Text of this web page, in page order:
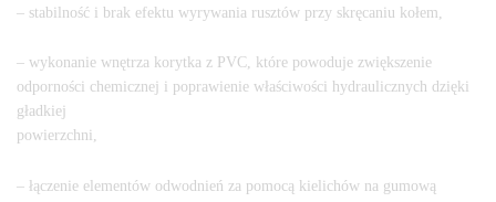
– stabilność i brak efektu wyrywania rusztów przy skręcaniu kołem,
– wykonanie wnętrza korytka z PVC, które powoduje zwiększenie
odporności chemicznej i poprawienie właściwości hydraulicznych dzięki
gładkiej
powierzchni,
– łączenie elementów odwodnień za pomocą kielichów na gumową